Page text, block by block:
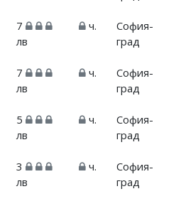
7
лв
ч.
София-
град
7
лв
ч.
София-
град
5
лв
ч.
София-
град
3
лв
ч.
София-
град